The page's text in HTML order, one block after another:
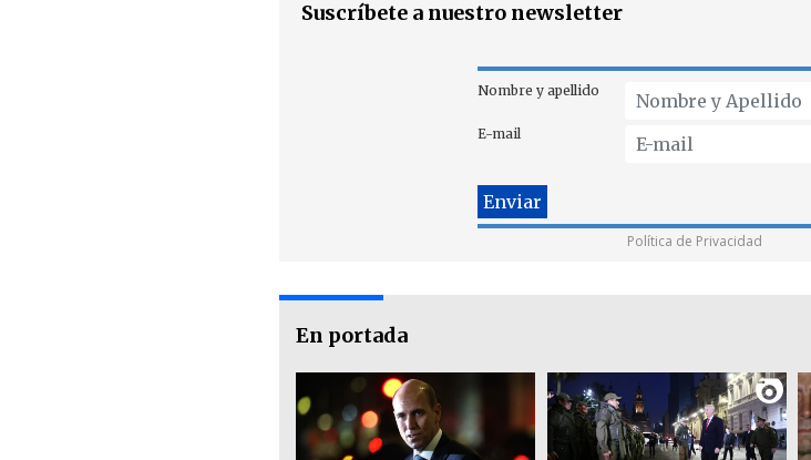
Suscríbete a nuestro newsletter
Nombre y apellido
E-mail
Política de Privacidad
En portada